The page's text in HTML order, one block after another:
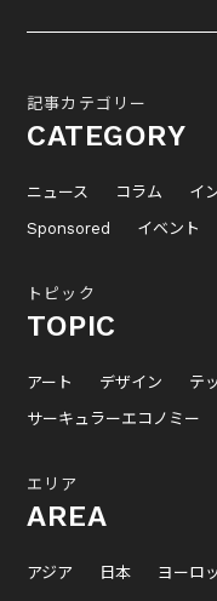
記事カテゴリー
CATEGORY
ニュース コラム イ
Sponsored
イベント
トピック
TOPIC
アート デザイン テ
サーキュラーエコノミー
エリア
AREA
アジア 日本 ヨーロ